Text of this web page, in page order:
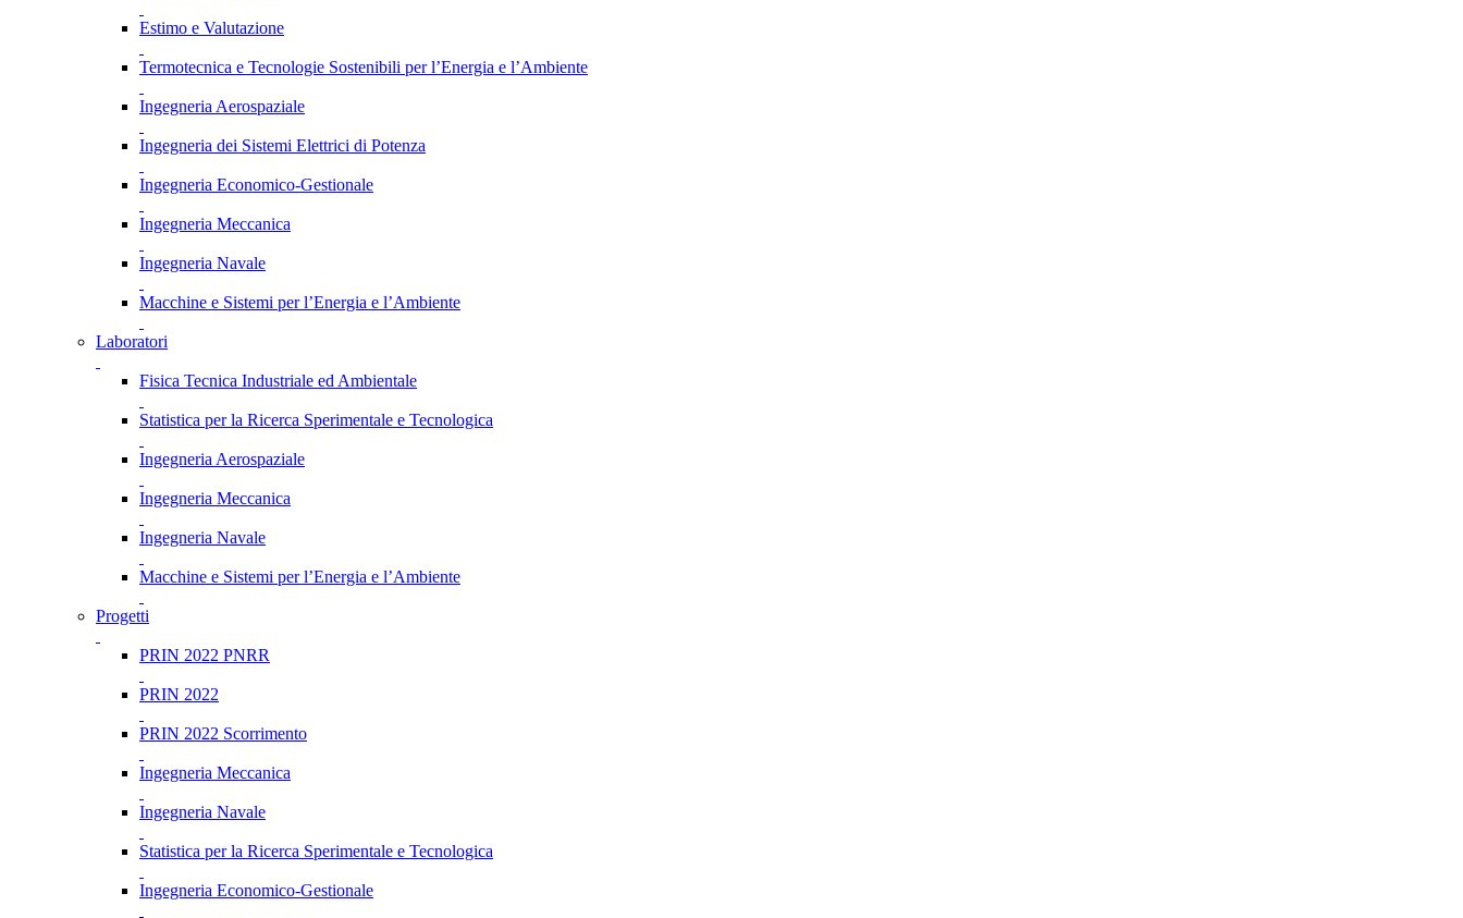
Estimo e Valutazione
Termotecnica e Tecnologie Sostenibili per l’Energia e l’Ambiente
Ingegneria Aerospaziale
Ingegneria dei Sistemi Elettrici di Potenza
Ingegneria Economico-Gestionale
Ingegneria Meccanica
Ingegneria Navale
Macchine e Sistemi per l’Energia e l’Ambiente
Laboratori
Fisica Tecnica Industriale ed Ambientale
Statistica per la Ricerca Sperimentale e Tecnologica
Ingegneria Aerospaziale
Ingegneria Meccanica
Ingegneria Navale
Macchine e Sistemi per l’Energia e l’Ambiente
Progetti
PRIN 2022 PNRR
PRIN 2022
PRIN 2022 Scorrimento
Ingegneria Meccanica
Ingegneria Navale
Statistica per la Ricerca Sperimentale e Tecnologica
Ingegneria Economico-Gestionale